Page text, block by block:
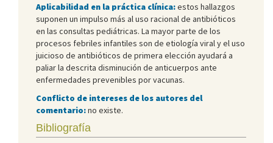
Aplicabilidad en la práctica clínica:estos hallazgos
suponen un impulso más al uso racional de antibióticos
en las consultas pediátricas. La mayor parte de los
procesos febriles infantiles son de etiología viral y el uso
juicioso de antibióticos de primera elección ayudará a
paliar la descrita disminución de anticuerpos ante
enfermedades prevenibles por vacunas.
Conflicto de intereses de los autores del
comentario:no existe.
Bibliografía